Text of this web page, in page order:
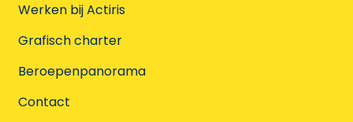
Werken bij Actiris
Grafisch charter
Beroepenpanorama
Contact